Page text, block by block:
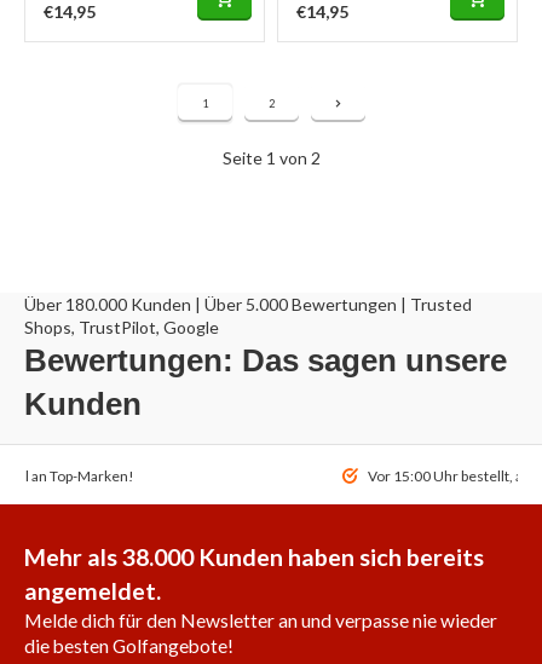
€14,95 €14,95
Seite 1 von 2
1 2
Über 180.000 Kunden | Über 5.000 Bewertungen | Trusted
Shops, TrustPilot, Google
Bewertungen: Das sagen unsere
Kunden
an Top-Marken! Vor 15:00 Uhr bestellt,
Mehr als 38.000 Kunden haben sich bereits
angemeldet.
Melde dich für den Newsletter an und verpasse nie wieder
die besten Golfangebote!